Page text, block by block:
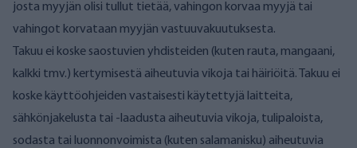
josta myyjän olisi tullut tietää, vahingon korvaa myyjä tai
vahingot korvataan myyjän vastuuvakuutuksesta.
Takuu ei koske saostuvien yhdisteiden (kuten rauta, mangaani,
kalkki tmv.) kertymisestä aiheutuvia vikoja tai häiriöitä. Takuu ei
koske käyttöohjeiden vastaisesti käytettyjä laitteita,
sähkönjakelusta tai -laadusta aiheutuvia vikoja, tulipaloista,
sodasta tai luonnonvoimista (kuten salamanisku) aiheutuvia